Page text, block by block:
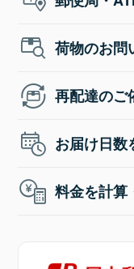
荷物のお問
再配達のご
お届け日数
料金を計算